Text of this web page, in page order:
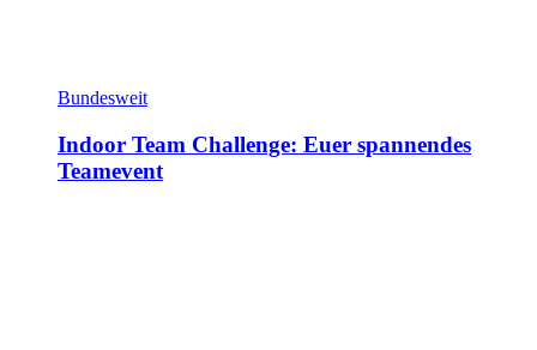
Bundesweit
Indoor Team Challenge: Euer spannendes
Teamevent